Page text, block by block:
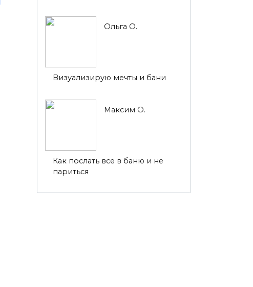
Ольга О.
Визуализирую мечты и бани
Максим О.
Как послать все в баню и не
париться